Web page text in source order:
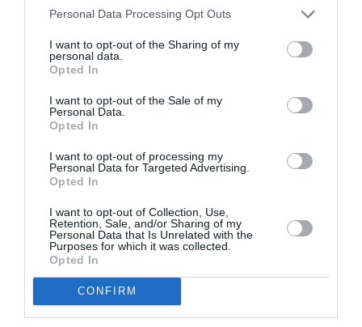
Personal Data Processing Opt Outs
I want to opt-out of the Sharing of my
personal data.
Opted In
I want to opt-out of the Sale of my
Personal Data.
Opted In
I want to opt-out of processing my
Personal Data for Targeted Advertising.
Opted In
I want to opt-out of Collection, Use,
Retention, Sale, and/or Sharing of my
Personal Data that Is Unrelated with the
Purposes for which it was collected.
Opted In
CONFIRM
Μαριτίνα Πάσσαρη:
Το Α.Κ.Α. είναι ένας
εκρηκτικός
μονόλογος ενός
εφήβου με πολιτική
χροιά
Κωνσταντίνος
Σειραδάκης: «O
Πατέρας»
εξαρτημένος είναι ο
δυτικός άνθρωπος
Αργύρης Ξάφης: Η
«Αρκουδοράχη»
είναι μια πολύ
αγαπημένη στιγμή
της ομάδας Πυρ
«Ο Τόρνος» είναι
βία